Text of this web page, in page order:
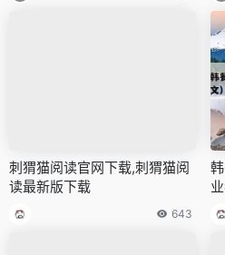
刺猬猫阅读官网下载,刺猬猫阅
读最新版下载
643